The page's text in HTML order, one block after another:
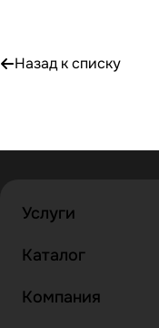
Назад к списку
Услуги
Каталог
Компания